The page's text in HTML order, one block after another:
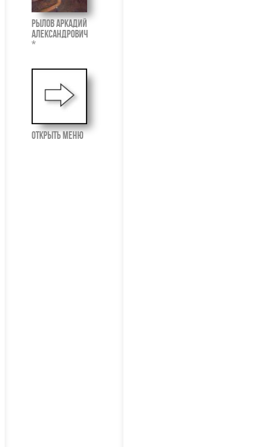
Рылов Аркадий
Александрович
*
открыть меню